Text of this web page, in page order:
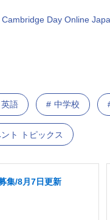
Day Online
英語 中学校
ト トピックス
集/8月7日更新